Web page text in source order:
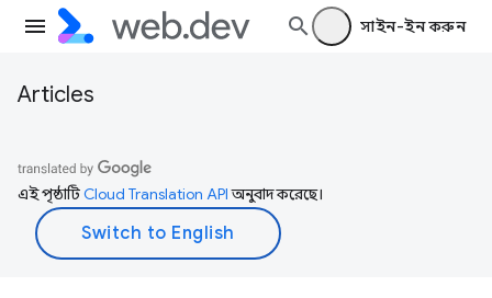
সাইন-ইন করুন
Articles
এই পৃষ্ঠাটিCloud Translation APIঅনুবাদ করেছে।